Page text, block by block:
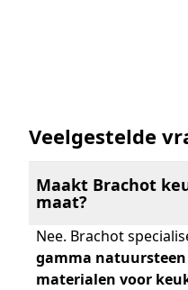
Lees meer over
Veelgestelde
Maakt Brachot
maat?
Nee. Brachot
gamma
materialen voor